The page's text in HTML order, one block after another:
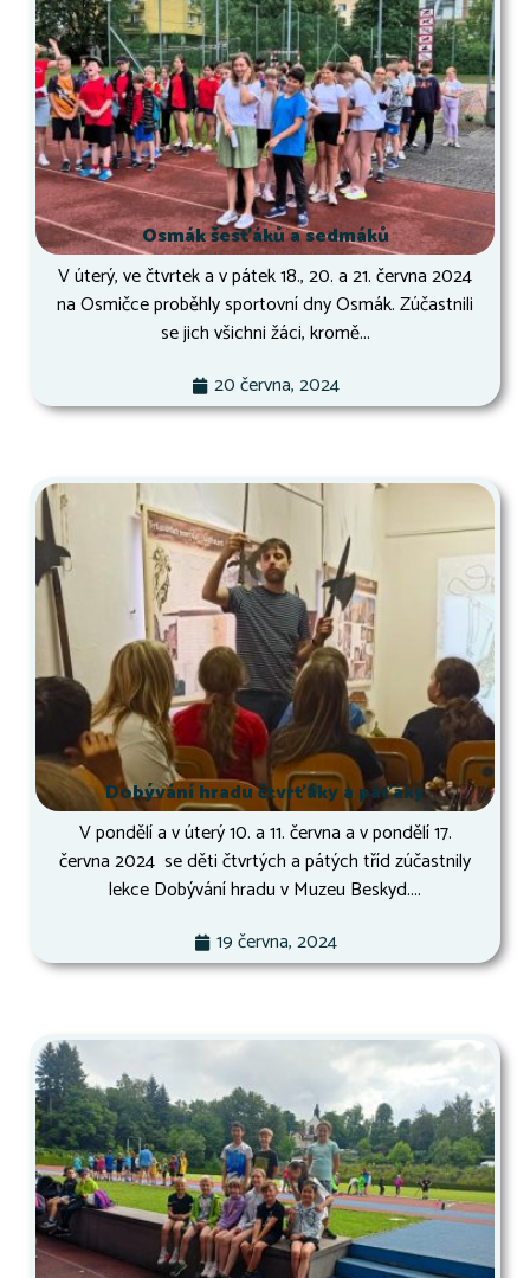
Osmák šesťáků a sedmáků
V úterý, ve čtvrtek a v pátek 18., 20. a 21. června 2024
na Osmičce proběhly sportovní dny Osmák. Zúčastnili
se jich všichni žáci, kromě...
20 června, 2024
Dobývání hradu čtvrťáky a páťáky
V pondělí a v úterý 10. a 11. června a v pondělí 17.
června 2024 se děti čtvrtých a pátých tříd zúčastnily
lekce Dobývání hradu v Muzeu Beskyd....
19 června, 2024